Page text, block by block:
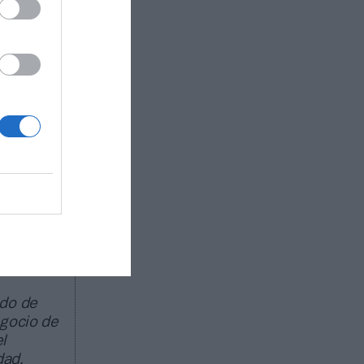
físicas
y
de vida.
de
de